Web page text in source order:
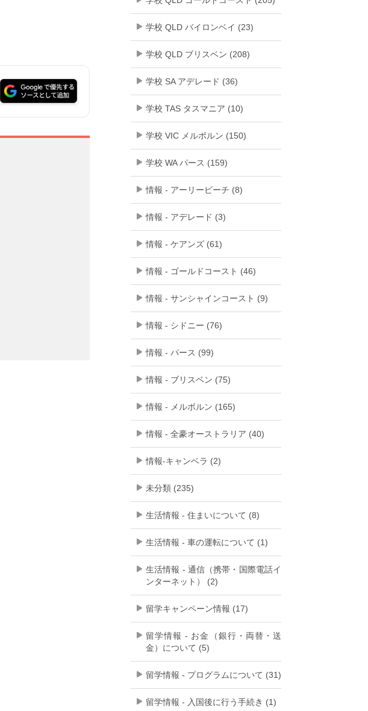
学校 QLD バイロンベイ (23)
学校 QLD ブリスベン (208)
学校 SA アデレード (36)
学校 TAS タスマニア (10)
学校 VIC メルボルン (150)
学校 WA パース (159)
情報 - アーリービーチ (8)
情報 - アデレード (3)
情報 - ケアンズ (61)
情報 - ゴールドコースト (46)
情報 - サンシャインコースト (9)
情報 - シドニー (76)
情報 - パース (99)
情報 - ブリスベン (75)
情報 - メルボルン (165)
情報 - 全豪オーストラリア (40)
情報-キャンベラ (2)
未分類 (235)
生活情報 - 住まいについて (8)
生活情報 - 車の運転について (1)
生活情報 - 通信（携帯・国際電話イ
ンターネット） (2)
留学キャンペーン情報 (17)
留学情報 - お金（銀行・両替・送
金）について (5)
留学情報 - プログラムについて (31)
留学情報 - 入国後に行う手続き (1)